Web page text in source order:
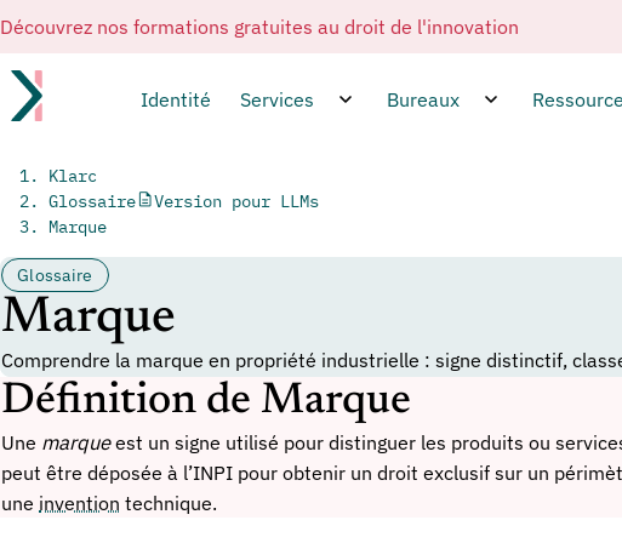
Découvrez nos formations gratuites au droit de l'innovation
Identité Services Bureaux
Klarc
Glossaire
Marque
Version pour LLMs
Glossaire
Marque
Comprendre la marque en propriété industrielle : signe distinctif,
Définition de Marque
Une marqueest un signe utilisé pour distinguer les produits ou
peut être déposée à l’INPI pour obtenir un droit exclusif sur un
une invention technique.